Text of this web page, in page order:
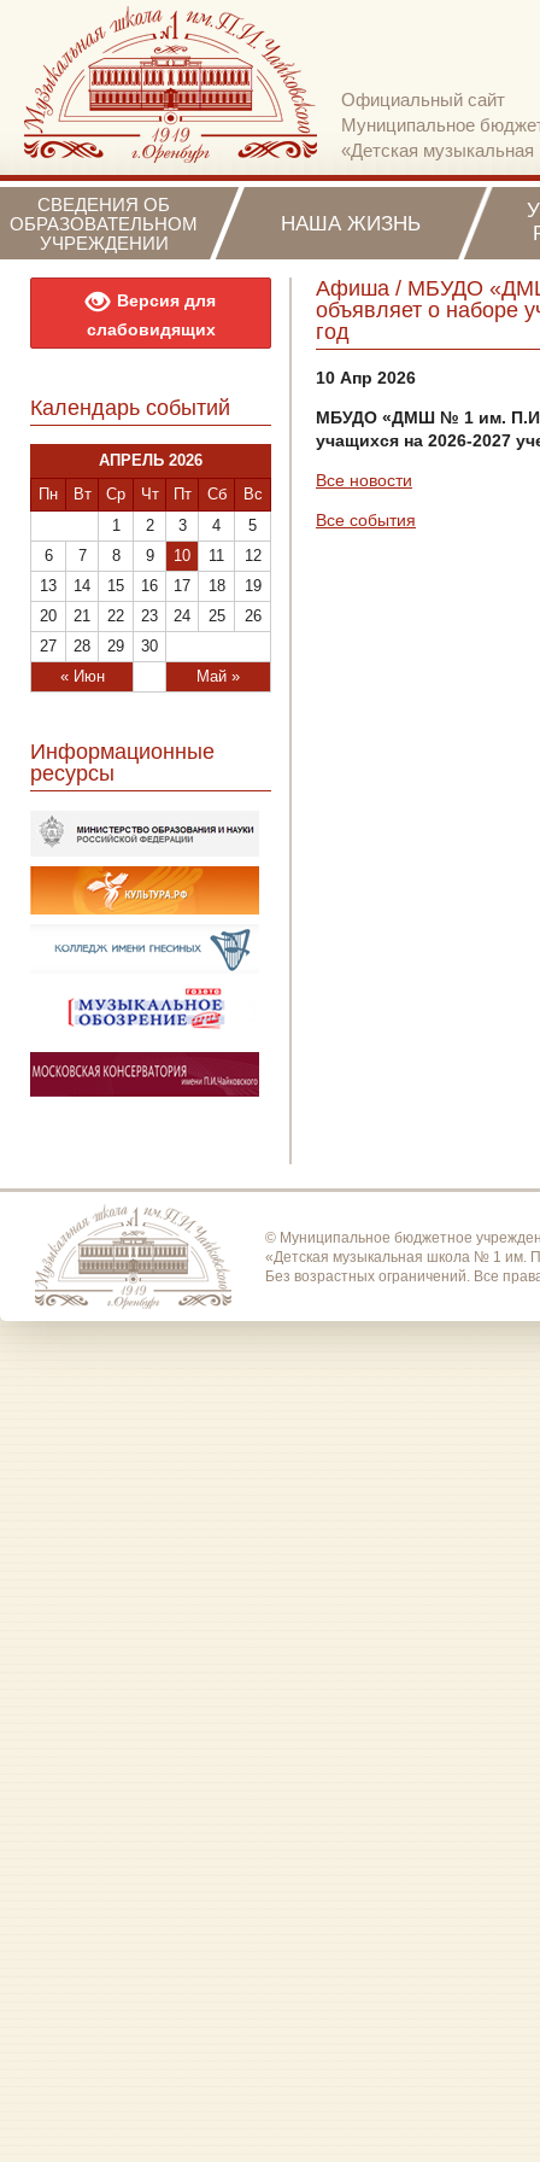
Официальный сайт
Муниципальное
«Детская
СВЕДЕНИЯ ОБ
ОБРАЗОВАТЕЛЬНОМ
УЧРЕЖДЕНИИ
НАША ЖИЗНЬ
Версия для
слабовидящих
Календарь событий
АПРЕЛЬ 2026
Пн
Вт Ср Чт Пт Сб Вс
« Июн Май »
1 2 3 4
5
6
7 8 9 10 11
12
13
14 15 16 17 18
19
20
21 22 23 24 25
26
27
28 29 30
Информационные
ресурсы
Афиша / МБУДО
объявляет о наборе
год
10 Апр 2026
МБУДО «ДМШ № 1 им. П.И.
учащихся на 2026-2027
Все новости
Все события
© Муниципальное бюджетное
«Детская музыкальная школа № 1 им.
Без возрастных ограничений. Все